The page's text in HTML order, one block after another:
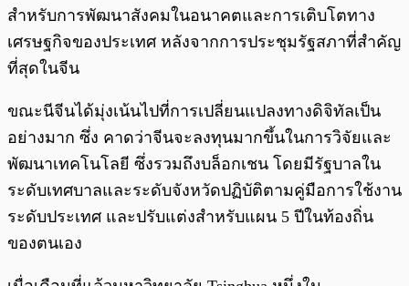
สำหรับการพัฒนาสังคมในอนาคตและการเติบโตทาง
เศรษฐกิจของประเทศ หลังจากการประชุมรัฐสภาที่สำคัญ
ที่สุดในจีน
ขณะนีจีนได้มุ่งเน้นไปที่การเปลี่ยนแปลงทางดิจิทัลเป็น
อย่างมาก ซึ่ง คาดว่าจีนจะลงทุนมากขึ้นในการวิจัยและ
พัฒนาเทคโนโลยี ซึ่งรวมถึงบล็อกเชน โดยมีรัฐบาลใน
ระดับเทศบาลและระดับจังหวัดปฏิบัติตามคู่มือการใช้งาน
ระดับประเทศ และปรับแต่งสำหรับแผน 5 ปีในท้องถิ่น
ของตนเอง